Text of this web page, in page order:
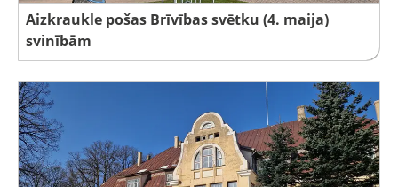
Aizkraukle pošas Brīvības svētku (4. maija)
svinībām